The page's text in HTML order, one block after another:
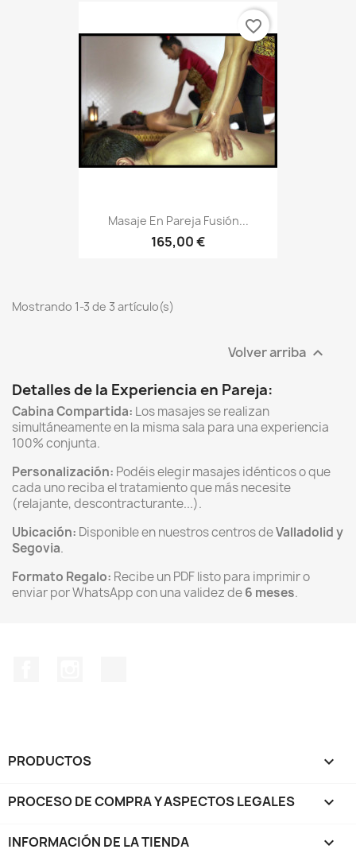
Masaje En Pareja Fusión...
165,00 €
favorite_border
Mostrando 1-3 de 3 artículo(s)
Volver arriba 
Detalles de la Experiencia en Pareja:
Cabina Compartida: Los masajes se realizan
simultáneamente en la misma sala para una experiencia
100% conjunta.
Personalización: Podéis elegir masajes idénticos o que
cada uno reciba el tratamiento que más necesite
(relajante, descontracturante...).
Ubicación: Disponible en nuestros centros deValladolid y
Segovia.
Formato Regalo: Recibe un PDF listo para imprimir o
enviar por WhatsApp con una validez de6 meses.
PRODUCTOS 
PROCESO DE COMPRA Y ASPECTOS LEGALES 
INFORMACIÓN DE LA TIENDA keyboard_arrow_down